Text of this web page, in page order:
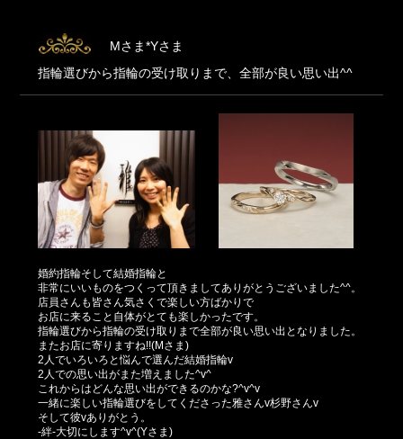
Mさま*Yさま
指輪選びから指輪の受け取りまで、全部が良い思い出^^
婚約指輪そして結婚指輪と
非常にいいものをつくって頂きましてありがとうございました^^。
店員さんも皆さん気さくで楽しい方ばかりで
お店に来ること自体がとても楽しかったです。
指輪選びから指輪の受け取りまで全部が良い思い出となりました。
またお店に寄りますね!!(Mさま)
2人でいろいろと悩んで選んだ結婚指輪v
2人での思い出がまた増えました^v^
これからはどんな思い出ができるのかな?^v^v
一緒に楽しい指輪選びをしてくださった雅さんv杉野さんv
そして彼vありがとう。
-絆-大切にします^v^(Yさま)